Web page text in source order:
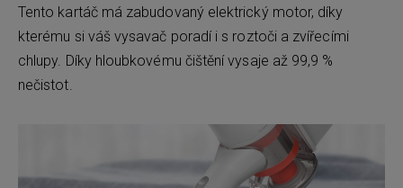
Tento kartáč má zabudovaný elektrický motor, díky
kterému si váš vysavač poradí i s roztoči a zvířecími
chlupy. Díky hloubkovému čištění vysaje až 99,9 %
nečistot.